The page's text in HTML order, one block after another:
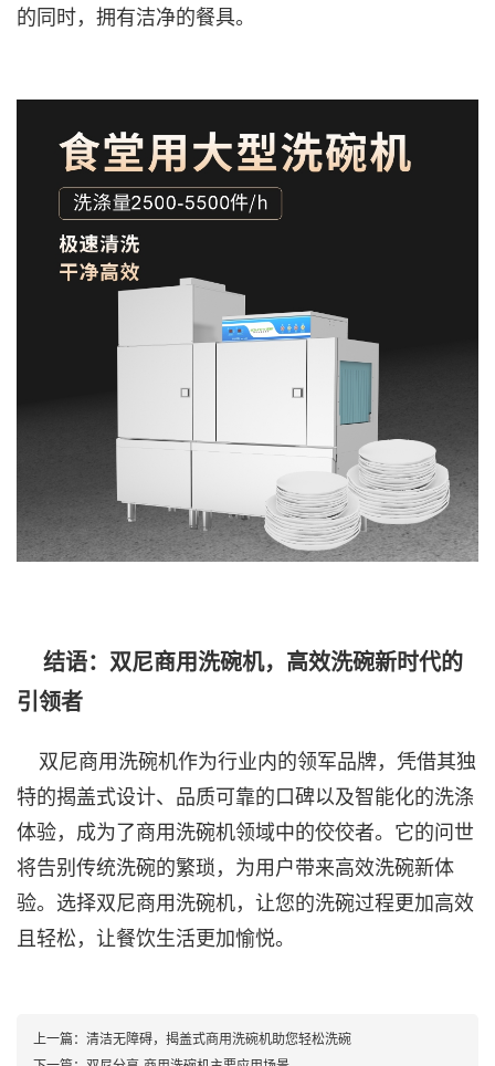
的同时，拥有洁净的餐具。
结语：双尼商用洗碗机，高效洗碗新时代的
引领者
双尼商用洗碗机作为行业内的领军品牌，凭借其独
特的揭盖式设计、品质可靠的口碑以及智能化的洗涤
体验，成为了商用洗碗机领域中的佼佼者。它的问世
将告别传统洗碗的繁琐，为用户带来高效洗碗新体
验。选择双尼商用洗碗机，让您的洗碗过程更加高效
且轻松，让餐饮生活更加愉悦。
上一篇：清洁无障碍，揭盖式商用洗碗机助您轻松洗碗